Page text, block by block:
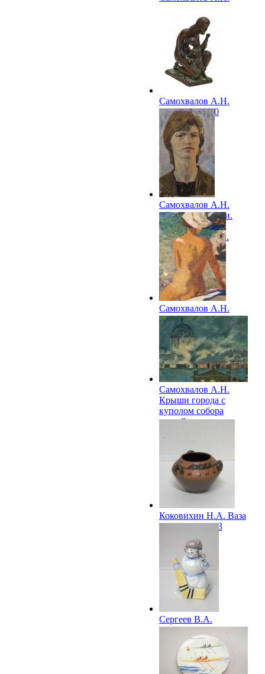
Самохвалов А.Н.
Сидящая. 1960
Самохвалов А.Н.
Портрет девушки.
Этюд к картине
«Аппассионата».
1960-е
Самохвалов А.Н.
Обнаженная. (На
пляже). 1960
Самохвалов А.Н.
Крыши города с
куполом собора
святой
Коковихин Н.А. Ваза
«Гребцы». 1963
Сергеев В.А.
Декоративная
скульптура
«Снеговик». 1960-е